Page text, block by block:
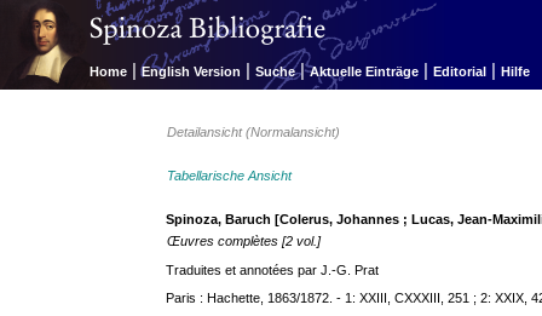
Home | English Version | Suche | Aktuelle Einträge | Editorial | Hilfe
Detailansicht (Normalansicht)
Tabellarische Ansicht
Spinoza, Baruch [Colerus, Johannes ; Lucas, Jean-
Œuvres complètes [2 vol.]
Traduites et annotées par J.-G. Prat
Paris : Hachette, 1863/1872. - 1: XXIII, CXXXIII, 251 ; 2: XXIX,